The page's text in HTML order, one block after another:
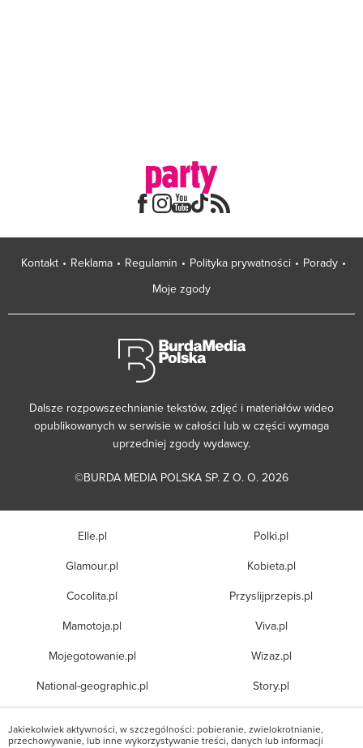
Kontakt Reklama Regulamin Polityka prywatności
Porady
Moje zgody
Dalsze rozpowszechnianie tekstów, zdjęć i materiałów wideo
opublikowanych w serwisie w całości lub w części wymaga
uprzedniej zgody wydawcy.
©BURDA MEDIA POLSKA SP. Z O. O. 2026
Elle.pl
Glamour.pl
Cocolita.pl
Mamotoja.pl
Mojegotowanie.pl
National-geographic.pl
Polki.pl
Kobieta.pl
Przyslijprzepis.pl
Viva.pl
Wizaz.pl
Story.pl
Jakiekolwiek aktywności, w szczególności: pobieranie, zwielokrotnianie,
przechowywanie, lub inne wykorzystywanie treści, danych lub informacji